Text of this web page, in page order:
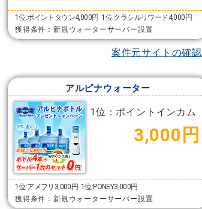
1位:ポイントタウン4,000円 1位:クラシルリワード4,000円
獲得条件：新規ウォーターサーバー設置
案件元サイトの確認
アルピナウォーター
1位：ポイントインカム
3,000円
1位:アメフリ3,000円 1位:PONEY3,000円
獲得条件：新規ウォーターサーバー設置